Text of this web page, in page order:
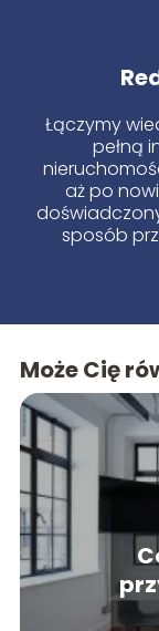
Łączymy
pełną
aż po
sposób
Może Cię